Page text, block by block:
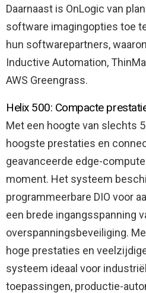
Daarnaast is OnLogic van
software imagingopties toe
hun softwarepartners,
Inductive Automation,
AWS Greengrass.
Helix 500: Compacte
Met een hoogte van slechts
hoogste prestaties en
geavanceerde edge-
moment. Het systeem
programmeerbare DIO voor
een brede ingangsspanning
overspanningsbeveiliging.
hoge prestaties en
systeem ideaal voor
toepassingen, productie-